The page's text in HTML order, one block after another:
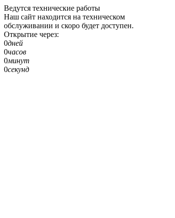
Ведутся технические работы
Наш сайт находится на техническом
обслуживании и скоро будет доступен.
Открытие через:
0дней
0часов
0минут
0секунд